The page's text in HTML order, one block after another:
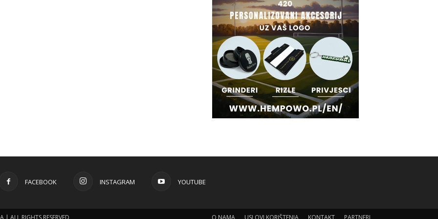
FACEBOOK INSTAGRAM YOUTUBE
O NAMA USLOVI KORIŠTENJA KONTAKT PARTNERI
ALL RIGHTS RESERVED